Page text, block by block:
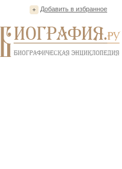
Добавить в избранное